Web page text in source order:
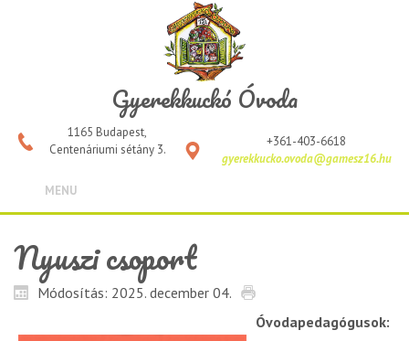
Gyerekkuckó Óvoda
1165 Budapest,
Centenáriumi sétány 3.
+361-403-6618
gyerekkucko.ovoda@gamesz16.hu
MENU
Nyuszi csoport
Módosítás: 2025. december 04.
Óvodapedagógusok: